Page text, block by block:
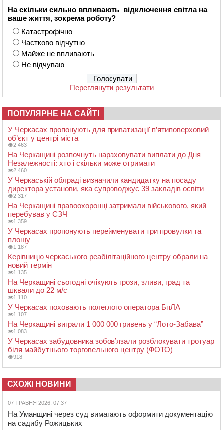
На скільки сильно впливають відключення світла на
ваше життя, зокрема роботу?
Катастрофічно
Частково відчутно
Майже не впливають
Не відчуваю
Переглянути результати
ПОПУЛЯРНЕ НА САЙТІ
У Черкасах пропонують для приватизації п’ятиповерховий
об’єкт у центрі міста
2 463
На Черкащині розпочнуть нараховувати виплати до Дня
Незалежності: хто і скільки може отримати
2 460
У Черкаській облраді визначили кандидатку на посаду
директора установи, яка супроводжує 39 закладів освіти
2 317
На Черкащині правоохоронці затримали військового, який
перебував у СЗЧ
1 359
У Черкасах пропонують перейменувати три провулки та
площу
1 187
Керівницю черкаського реабілітаційного центру обрали на
новий термін
1 135
На Черкащині сьогодні очікують грози, зливи, град та
шквали до 22 м/с
1 110
У Черкасах поховають полеглого оператора БпЛА
1 107
На Черкащині виграли 1 000 000 гривень у “Лото-Забава”
1 083
У Черкасах забудовника зобов’язали розблокувати тротуар
біля майбутнього торговельного центру (ФОТО)
918
СХОЖІ НОВИНИ
07 ТРАВНЯ 2026, 07:37
На Уманщині через суд вимагають оформити документацію
на садибу Рожицьких